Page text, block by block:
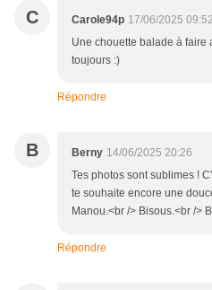
C Carole94p 17/06/2025 09:52
Une chouette balade à faire
toujours :)
Répondre
B Berny 14/06/2025 20:26
Tes photos sont sublimes !
te souhaite encore une
Manou.<br /> Bisous.<br />
Répondre